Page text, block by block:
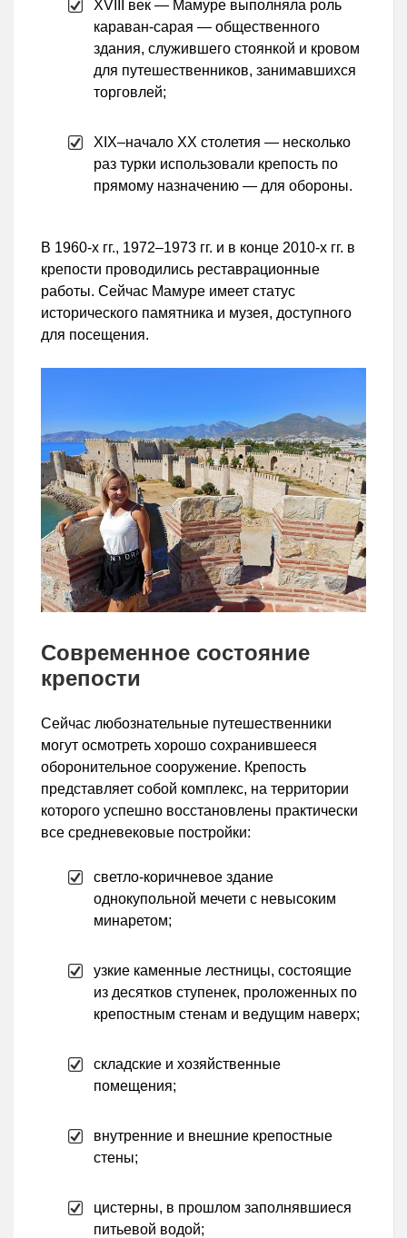
XVIII век — Мамуре выполняла роль
караван-сарая — общественного
здания, служившего стоянкой и кровом
для путешественников, занимавшихся
торговлей;
XIX–начало XX столетия — несколько
раз турки использовали крепость по
прямому назначению — для обороны.
В 1960-х гг., 1972–1973 гг. и в конце 2010-х гг. в
крепости проводились реставрационные
работы. Сейчас Мамуре имеет статус
исторического памятника и музея, доступного
для посещения.
Современное состояние
крепости
Сейчас любознательные путешественники
могут осмотреть хорошо сохранившееся
оборонительное сооружение. Крепость
представляет собой комплекс, на территории
которого успешно восстановлены практически
все средневековые постройки:
светло-коричневое здание
однокупольной мечети с невысоким
минаретом;
узкие каменные лестницы, состоящие
из десятков ступенек, проложенных по
крепостным стенам и ведущим наверх;
складские и хозяйственные
помещения;
внутренние и внешние крепостные
стены;
цистерны, в прошлом заполнявшиеся
питьевой водой;